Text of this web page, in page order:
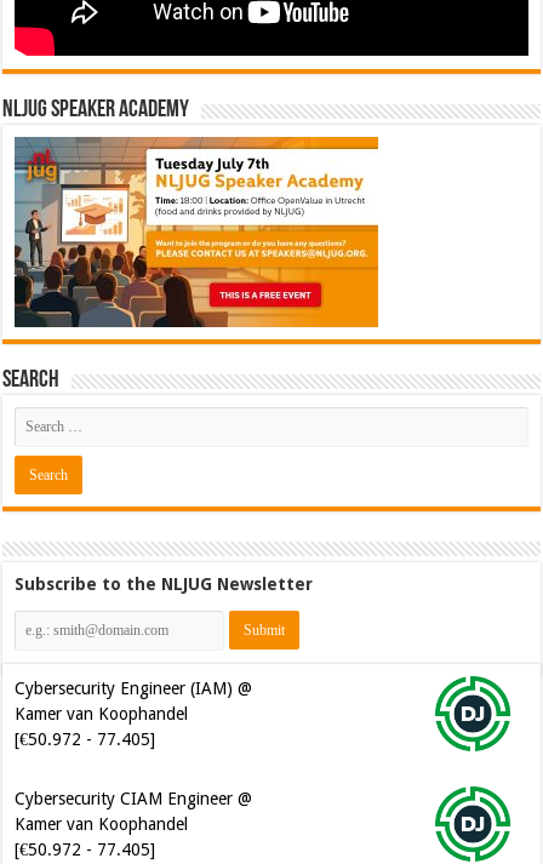
NLJUG Speaker Academy
Search
Subscribe to the NLJUG Newsletter
Cybersecurity Engineer (IAM) @
Kamer van Koophandel
Cybersecurity CIAM Engineer @
Senior Mendix Developer @